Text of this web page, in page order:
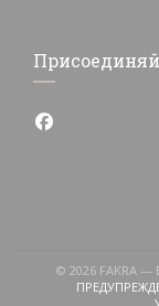
Facebook
© 2026 FAKRA